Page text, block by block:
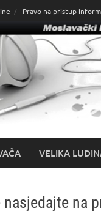
Pravo na pristup
VELIKA
na